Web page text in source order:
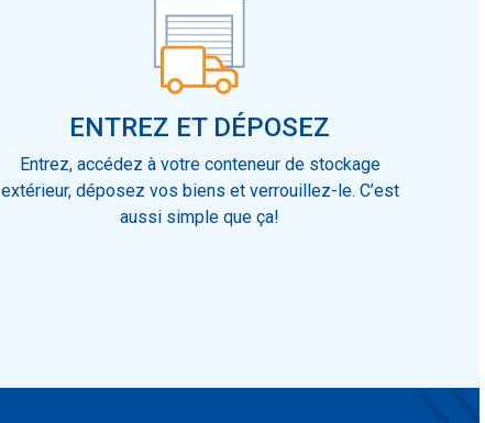
ENTREZ ET DÉPOSEZ
Entrez, accédez à votre conteneur de stockage
extérieur, déposez vos biens et verrouillez-le. C’est
aussi simple que ça!